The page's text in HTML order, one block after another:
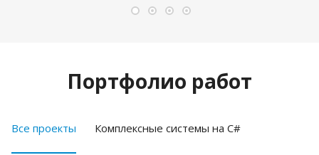
Портфолио работ
Все проекты Комплексные системы на C#